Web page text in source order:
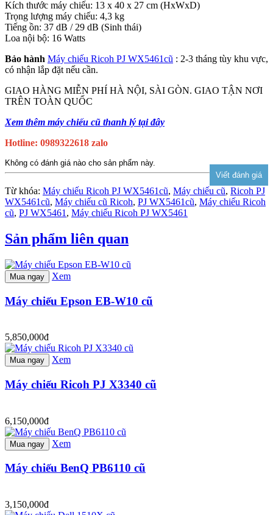
Kích thước máy chiếu: 13 x 40 x 27 cm (HxWxD)
Trọng lượng máy chiếu: 4,3 kg
Tiếng ồn: 37 dB / 29 dB (Sinh thái)
Loa nội bộ: 16 Watts
Bảo hành Máy chiếu Ricoh PJ WX5461cũ : 2-3 tháng tùy khu vực,
có nhận lắp đặt nếu cần.
GIAO HÀNG MIỄN PHÍ HÀ NỘI, SÀI GÒN. GIAO TẬN NƠI
TRÊN TOÀN QUỐC
Xem thêm máy chiếu cũ thanh lý tại đây
Hotline: 0989322618 zalo
Không có đánh giá nào cho sản phẩm này.
Từ khóa: Máy chiếu Ricoh PJ WX5461cũ, Máy chiếu cũ, Ricoh PJ
WX5461cũ, Máy chiếu cũ Ricoh, PJ WX5461cũ, Máy chiếu Ricoh
cũ, PJ WX5461 , Máy chiếu Ricoh PJ WX5461
Sản phẩm liên quan
Mua ngay Xem
Máy chiếu Epson EB-W10 cũ
5,850,000đ
Mua ngay Xem
Máy chiếu Ricoh PJ X3340 cũ
6,150,000đ
Mua ngay Xem
Máy chiếu BenQ PB6110 cũ
3,150,000đ